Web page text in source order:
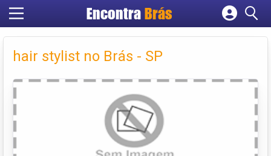
Encontra Brás
Cadastrar empresa
Criar conta
hair stylist no Brás - SP